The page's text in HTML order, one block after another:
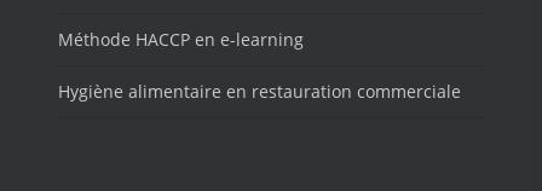
Méthode HACCP en e-learning
Hygiène alimentaire en restauration commerciale